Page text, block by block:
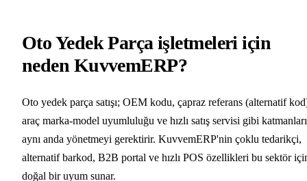
Oto Yedek Parça işletmeleri için
neden KuvvemERP?
Oto yedek parça satışı; OEM kodu, çapraz referans (alternatif
araç marka-model uyumluluğu ve hızlı satış servisi gibi katmanları
aynı anda yönetmeyi gerektirir. KuvvemERP'nin çoklu tedarikçi,
alternatif barkod, B2B portal ve hızlı POS özellikleri bu sektör
doğal bir uyum sunar.